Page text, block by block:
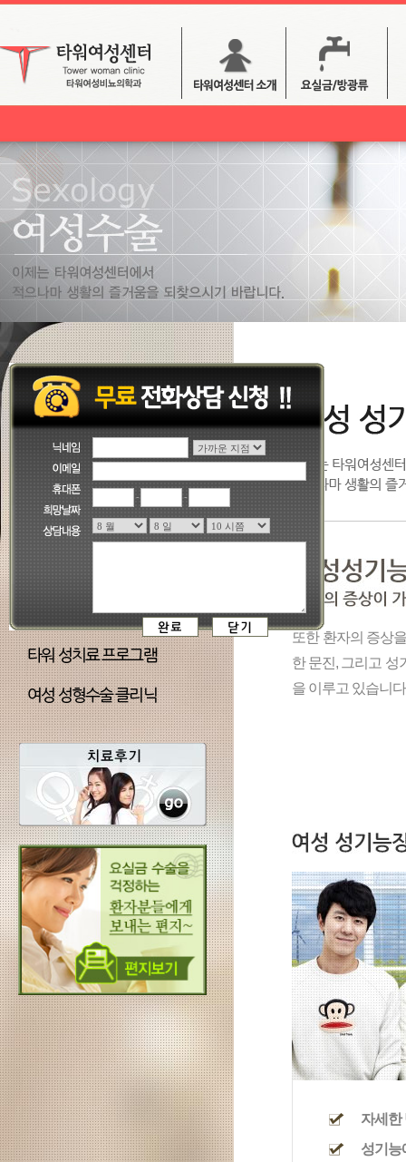
또한 환자의 증상
한 문진, 그리고 성
을 이루고 있습니
자세한
성기능
- -